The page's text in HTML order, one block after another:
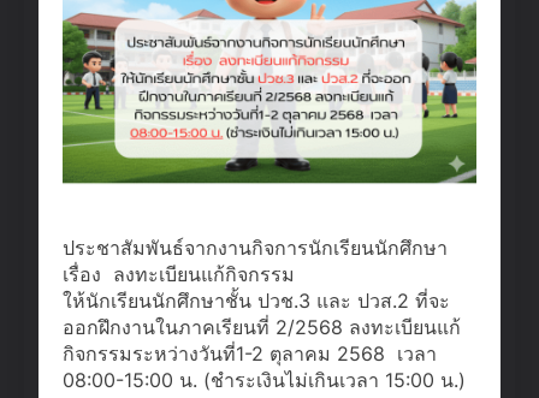
ประชาสัมพันธ์จากงานกิจการนักเรียนนักศึกษา
เรื่อง ลงทะเบียนแก้กิจกรรม
ให้นักเรียนนักศึกษาชั้น ปวช.3 และ ปวส.2 ที่จะ
ออกฝึกงานในภาคเรียนที่ 2/2568 ลงทะเบียนแก้
กิจกรรมระหว่างวันที่1-2 ตุลาคม 2568 เวลา
08:00-15:00 น. (ชำระเงินไม่เกินเวลา 15:00 น.)